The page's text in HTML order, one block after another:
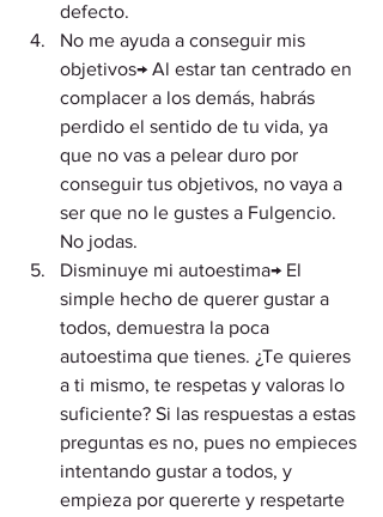
defecto.
No me ayuda a conseguir mis
objetivos→ Al estar tan centrado en
complacer a los demás, habrás
perdido el sentido de tu vida, ya
que no vas a pelear duro por
conseguir tus objetivos, no vaya a
ser que no le gustes a Fulgencio.
No jodas.
Disminuye mi autoestima→ El
simple hecho de querer gustar a
todos, demuestra la poca
autoestima que tienes. ¿Te quieres
a ti mismo, te respetas y valoras lo
suficiente? Si las respuestas a estas
preguntas es no, pues no empieces
intentando gustar a todos, y
empieza por quererte y respetarte